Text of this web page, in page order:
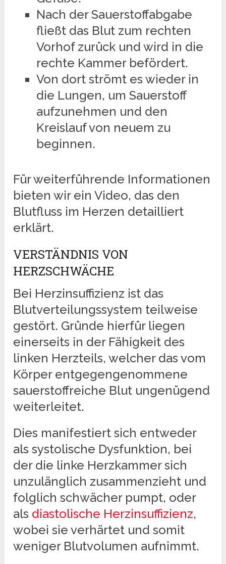
Nach der Sauerstoffabgabe
fließt das Blut zum rechten
Vorhof zurück und wird in die
rechte Kammer befördert.
Von dort strömt es wieder in
die Lungen, um Sauerstoff
aufzunehmen und den
Kreislauf von neuem zu
beginnen.
Für weiterführende Informationen
bieten wir ein Video, das den
Blutfluss im Herzen detailliert
erklärt.
VERSTÄNDNIS VON
HERZSCHWÄCHE
Bei Herzinsuffizienz ist das
Blutverteilungssystem teilweise
gestört. Gründe hierfür liegen
einerseits in der Fähigkeit des
linken Herzteils, welcher das vom
Körper entgegengenommene
sauerstoffreiche Blut ungenügend
weiterleitet.
Dies manifestiert sich entweder
als systolische Dysfunktion, bei
der die linke Herzkammer sich
unzulänglich zusammenzieht und
folglich schwächer pumpt, oder
als diastolische Herzinsuffizienz,
wobei sie verhärtet und somit
weniger Blutvolumen aufnimmt.